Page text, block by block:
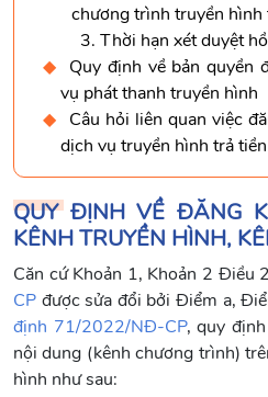
chương trình truyền hình
3. Thời hạn xét duyệt
Quy định về bản quyền
vụ phát thanh truyền hình
Câu hỏi liên quan việc
dịch vụ truyền hình trả tiền
QUY ĐỊNH VỀ ĐĂNG
KÊNH TRUYỀN HÌNH,
Căn cứ Khoản 1, Khoản 2 Điều
CP được sửa đổi bởi Điểm a,
định 71/2022/NĐ-CP, quy
nội dung (kênh chương trình)
hình như sau: